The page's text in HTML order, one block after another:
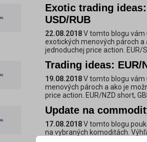
Exotic trading ideas:
USD/RUB
22.08.2018V tomto blogu vám
exotických menových pároch
jednoduchej price action. EUR/
Trading ideas: EUR/
19.08.2018V tomto blogu vám
menových pároch a ako je
price action. EUR/NZD short,
Update na
17.08.2018V tomto blogu
na vybraných komoditách.